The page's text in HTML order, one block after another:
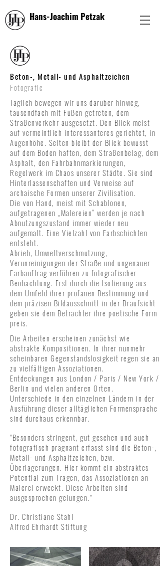
Hans-Joachim Petzak
Beton-, Metall- und Asphaltzeichen
Fotografie
Täglich bewegen wir uns darüber hinweg,
tausendfach mit Füßen getreten, dem
Straßenverkehr ausgesetzt. Den Blick meist
auf vermeintlich interessanteres gerichtet, in
Augenhöhe. Selten bleibt der Blick bewusst
auf dem Boden haften, dem Straßenbelag, dem
Asphalt, den Fahrbahnmarkierungen,
Regelwerk im Chaos unserer Städte. Sie sind
Hinterlassenschaften und Verweise auf
archaische Formen unserer Zivilisation.
Die von Hand, meist mit Schablonen,
aufgetragenen „Malereien“ werden je nach
Abnutzungszustand immer wieder neu
aufgemalt. Eine Vielzahl von Farbschichten
entsteht.
Abrieb, Umweltverschmutzung,
Verunreinigungen der Straße und ungenauer
Farbauftrag verführen zu fotografischer
Beobachtung. Erst durch die Isolierung aus
dem Umfeld ihrer profanen Bestimmung und
dem präzisen Bildausschnitt in der Draufsicht
geben sie dem Betrachter ihre poetische Form
preis.
Die Arbeiten erscheinen zunächst wie
abstrakte Kompositionen. In ihrer nunmehr
scheinbaren Gegenstandslosigkeit regen sie an
zu vielfältigen Assoziationen.
Entdeckungen aus London / Paris / New York /
Berlin und vielen anderen Orten.
Unterschiede in den einzelnen Ländern in der
Ausführung dieser alltäglichen Formensprache
sind durchaus erkennbar.
"Besonders stringent, gut gesehen und auch
fotografisch prägnant erfasst sind die Beton-,
Metall- und Asphaltzeichen, bzw.
Überlagerungen. Hier kommt ein abstraktes
Potential zum Tragen, das Assoziationen an
Malerei erweckt. Diese Arbeiten sind
ausgesprochen gelungen."
Dr. Christiane Stahl
Alfred Ehrhardt Stiftung